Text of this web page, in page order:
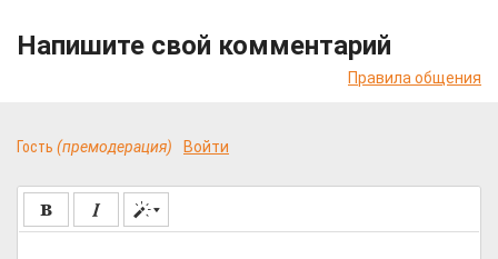
Напишите свой комментарий
Правила общения
Гость (премодерация) Войти